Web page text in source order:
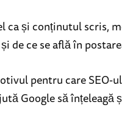
ca și conținutul scris,
de ce se află în
pentru care
Google să înțeleagă